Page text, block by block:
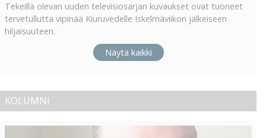
Tekeillä olevan uuden televisiosarjan kuvaukset ovat tuoneet
tervetullutta vipinää Kiuruvedelle Iskelmäviikon jälkeiseen
hiljaisuuteen.
Näytä kaikki
KOLUMNI